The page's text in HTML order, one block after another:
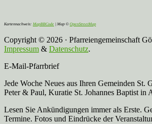
Kartennachweis: MapBBCode | Map © OpenStreetMap
Copyright © 2026 · Pfarreiengemeinschaft
Impressum & Datenschutz.
E-Mail-Pfarrbrief
Jede Woche Neues aus Ihren Gemeinden St.
Peter & Paul, Kuratie St. Johannes Baptist in
Lesen Sie Ankündigungen immer als Erste.
Termine. Fotos und Eindrücke der